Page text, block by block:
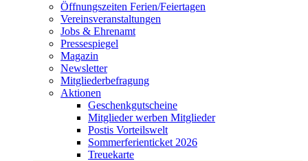
Öffnungszeiten Ferien/Feiertagen
Vereinsveranstaltungen
Jobs & Ehrenamt
Pressespiegel
Magazin
Newsletter
Mitgliederbefragung
Aktionen
Geschenkgutscheine
Mitglieder werben Mitglieder
Postis Vorteilswelt
Sommerferienticket 2026
Treuekarte